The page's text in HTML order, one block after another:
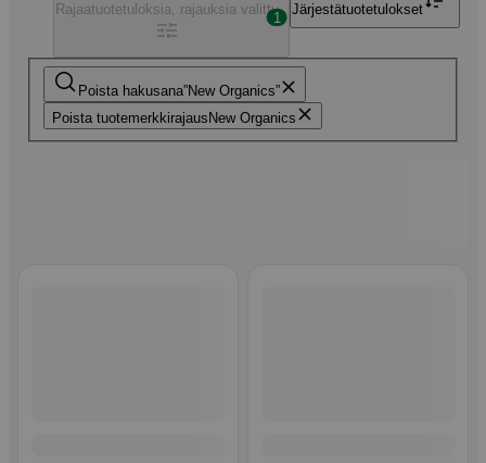
Poista hakusana New Organics
Poista tuotemerkkirajaus New Organics
Rajaatuotetuloksia, rajauksia valittu
1
Järjestätuotetulokset